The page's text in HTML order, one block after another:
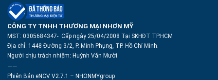
CÔNG TY TNHH THƯƠNG MẠI NHƠN MỸ
MST: 0305684347- Cấp ngày 25/04/2008 Tại SKHĐT TP.HCM
Địa chỉ: 1448 Đường 3/2, P. Minh Phụng, TP. Hồ Chí Minh.
Người chịu trách nhiệm: Huỳnh Văn Mười
——
Phiên Bản eNCV V2.7.1 – NHONMYgroup